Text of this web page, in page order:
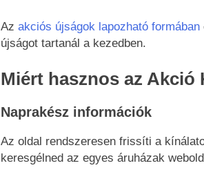
Az akciós újságok lapozható formában
újságot tartanál a kezedben.
Miért hasznos az Akció
Naprakész információk
Az oldal rendszeresen frissíti a
keresgélned az egyes áruházak